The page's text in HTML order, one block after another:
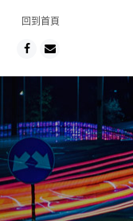
回到首頁